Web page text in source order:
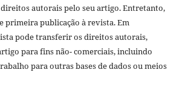
autorais pelo seu artigo. Entretanto,
primeira publicação à revista. Em
pode transferir os direitos autorais,
para fins não- comerciais, incluindo
para outras bases de dados ou meios